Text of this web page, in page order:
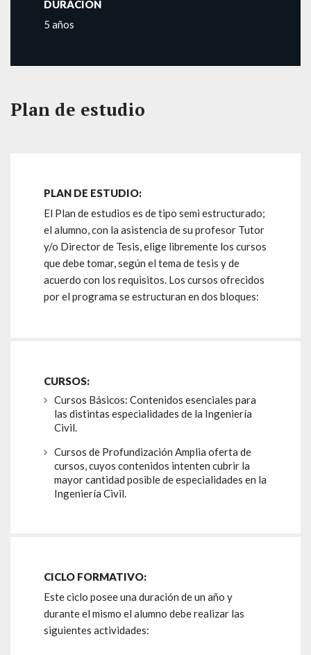
DURACIÓN
5 años
Plan de estudio
PLAN DE ESTUDIO:
El Plan de estudios es de tipo semi estructurado;
el alumno, con la asistencia de su profesor Tutor
y/o Director de Tesis, elige libremente los cursos
que debe tomar, según el tema de tesis y de
acuerdo con los requisitos. Los cursos ofrecidos
por el programa se estructuran en dos bloques:
CURSOS:
Cursos Básicos: Contenidos esenciales para
las distintas especialidades de la Ingeniería
Civil.
Cursos de Profundización Amplia oferta de
cursos, cuyos contenidos intenten cubrir la
mayor cantidad posible de especialidades en la
Ingeniería Civil.
CICLO FORMATIVO:
Este ciclo posee una duración de un año y
durante el mismo el alumno debe realizar las
siguientes actividades: